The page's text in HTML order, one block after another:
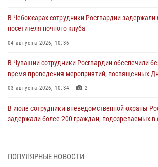
В Чебоксарах сотрудники Росгвардии задержали
посетителя ночного клуба
04 августа 2026, 10:36
В Чувашии сотрудники Росгвардии обеспечили
время проведения мероприятий, посвященных
03 августа 2026, 10:34 2
В июле сотрудники вневедомственной охраны
задержали более 200 граждан, подозреваемых в
ПОПУЛЯРНЫЕ НОВОСТИ